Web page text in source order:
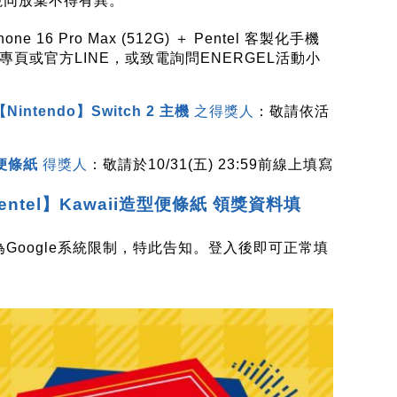
16 Pro Max (512G) ＋ Pentel 客製化手機
頁或官方LINE，或致電詢問ENERGEL活動小
Nintendo】Switch 2 主機 之得獎人 ：敬請依活
條紙 得獎人 ：敬請於10/31(五) 23:59前線上填寫
】Kawaii造型便條紙 領獎資料填
系統限制，特此告知。登入後即可正常填